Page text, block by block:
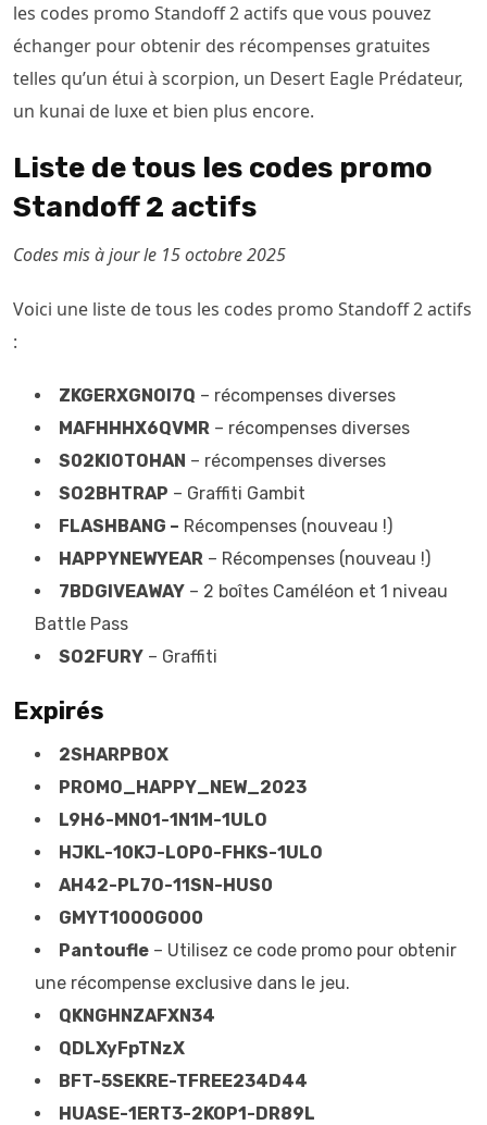
les codes promo Standoff 2 actifs que vous pouvez
échanger pour obtenir des récompenses gratuites
telles qu’un étui à scorpion, un Desert Eagle Prédateur,
un kunai de luxe et bien plus encore.
Liste de tous les codes promo
Standoff 2 actifs
Codes mis à jour le 15 octobre 2025
Voici une liste de tous les codes promo Standoff 2 actifs
:
ZKGERXGNOI7Q – récompenses diverses
MAFHHHX6QVMR – récompenses diverses
S02KIOTOHAN – récompenses diverses
SO2BHTRAP – Graffiti Gambit
FLASHBANG – Récompenses (nouveau !)
HAPPYNEWYEAR – Récompenses (nouveau !)
7BDGIVEAWAY – 2 boîtes Caméléon et 1 niveau
Battle Pass
SO2FURY – Graffiti
Expirés
2SHARPBOX
PROMO_HAPPY_NEW_2023
L9H6-MN01-1N1M-1ULO
HJKL-10KJ-LOP0-FHKS-1ULO
AH42-PL7O-11SN-HUS0
GMYT1000G000
Pantoufle – Utilisez ce code promo pour obtenir
une récompense exclusive dans le jeu.
QKNGHNZAFXN34
QDLXyFpTNzX
BFT-5SEKRE-TFREE234D44
HUASE-1ERT3-2KOP1-DR89L